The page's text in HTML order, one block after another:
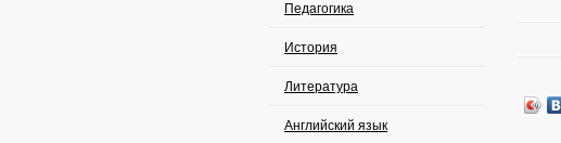
Педагогика
История
Литература
Английский язык